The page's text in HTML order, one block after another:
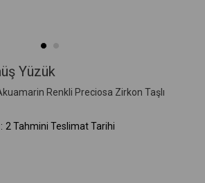
Yüzük
Renkli Preciosa Zirkon Taşlı
: 2 Tahmini Teslimat Tarihi